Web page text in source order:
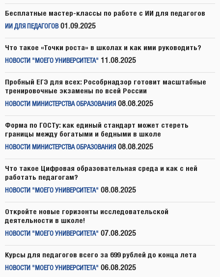
Бесплатные мастер-классы по работе с ИИ для педагогов
ИИ ДЛЯ ПЕДАГОГОВ 01.09.2025
Что такое «Точки роста» в школах и как ими руководить?
НОВОСТИ "МОЕГО УНИВЕРСИТЕТА" 11.08.2025
Пробный ЕГЭ для всех: Рособрнадзор готовит масштабные
тренировочные экзамены по всей России
НОВОСТИ МИНИСТЕРСТВА ОБРАЗОВАНИЯ 08.08.2025
Форма по ГОСТу: как единый стандарт может стереть
границы между богатыми и бедными в школе
НОВОСТИ МИНИСТЕРСТВА ОБРАЗОВАНИЯ 08.08.2025
Что такое Цифровая образовательная среда и как с ней
работать педагогам?
НОВОСТИ "МОЕГО УНИВЕРСИТЕТА" 08.08.2025
Откройте новые горизонты исследовательской
деятельности в школе!
НОВОСТИ "МОЕГО УНИВЕРСИТЕТА" 07.08.2025
Курсы для педагогов всего за 699 рублей до конца лета
НОВОСТИ "МОЕГО УНИВЕРСИТЕТА" 06.08.2025